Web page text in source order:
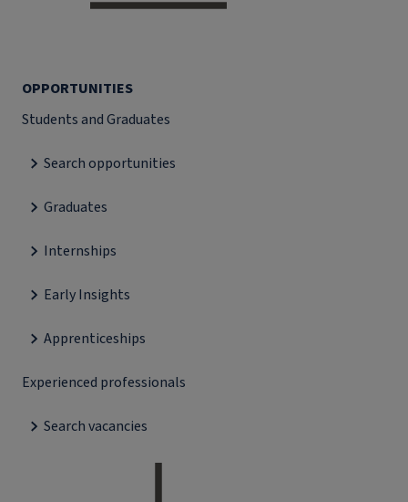
OPPORTUNITIES
Students and Graduates
Search opportunities
Graduates
Internships
Early Insights
Apprenticeships
Experienced professionals
Search vacancies